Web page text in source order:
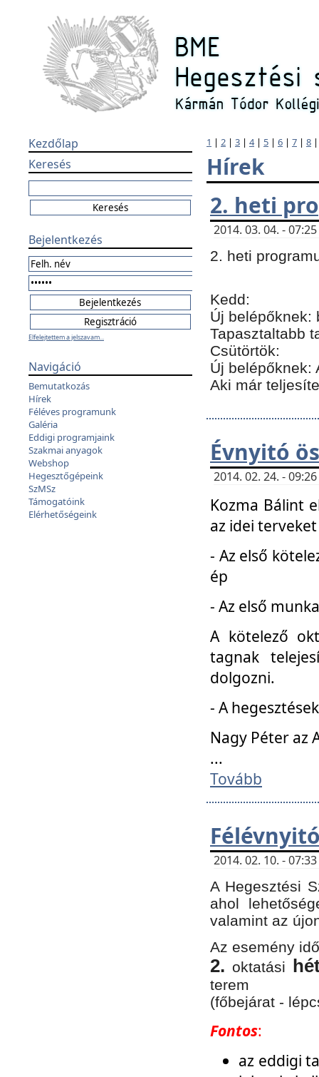
Kezdőlap
Keresés
Bejelentkezés
Elfelejtettem a jelszavam...
Navigáció
Bemutatkozás
Hírek
Féléves programunk
Galéria
Eddigi programjaink
Szakmai anyagok
Webshop
Hegesztőgépeink
SzMSz
Támogatóink
Elérhetőségeink
1 | 2 | 3 | 4| 5 | 6 | 7 | 8
Hírek
2. heti
2014. 03. 04. -
2. heti
Kedd:
Új belépőknek:
Tapasztaltabb
Csütörtök:
Új belépőknek:
Aki már
Évnyitó
2014. 02. 24. -
Kozma Bálint
az idei
- Az első
ép
- Az első
A kötelező
tagnak
dolgozni.
- A
Nagy Péter az
...
Tovább
2014. 02. 10. -
A Hegesztési
ahol
valamint az
Az esemény
2. oktatási
terem
(főbejárat -
Fontos:
az eddigi